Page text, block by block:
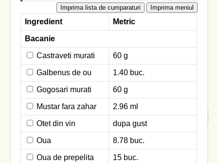
Imprima lista de cumparaturi Imprima meniul
Ingredient Metric
Bacanie
Castraveti murati 60 g
Galbenus de ou 1.40 buc.
Gogosari murati 60 g
Mustar fara zahar 2.96 ml
Otet din vin dupa gust
Oua 8.78 buc.
Oua de prepelita 15 buc.